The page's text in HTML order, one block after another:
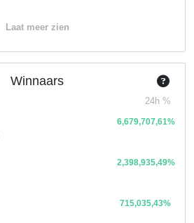
Laat meer zien
Winnaars
24h %
6,679,707,61%
2,398,935,49%
715,035,43%